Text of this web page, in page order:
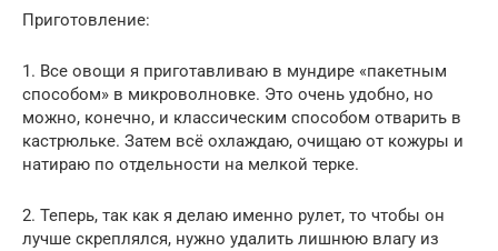
Приготовление:
1. Все овощи я приготавливаю в мундире «пакетным
способом» в микроволновке. Это очень удобно, но
можно, конечно, и классическим способом отварить в
кастрюльке. Затем всё охлаждаю, очищаю от кожуры и
натираю по отдельности на мелкой терке.
2. Теперь, так как я делаю именно рулет, то чтобы он
лучше скреплялся, нужно удалить лишнюю влагу из